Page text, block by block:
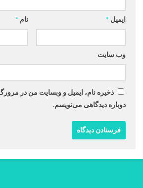
نام * ایمیل *
وب‌ سایت
ذخیره نام، ایمیل و وبسایت من در
دوباره دیدگاهی می‌نویسم.